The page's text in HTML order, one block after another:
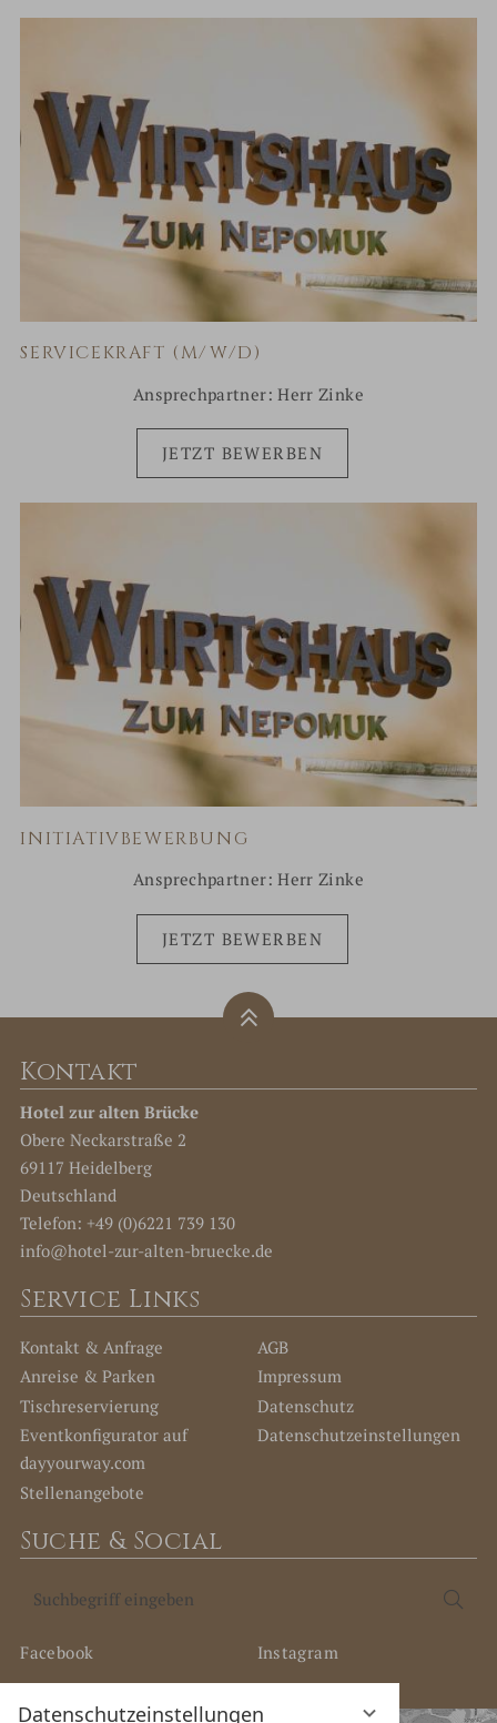
Datenschutzeinstellungen
SERVICEKRAFT (M/W/D)
Ansprechpartner: Herr Zinke
JETZT BEWERBEN
INITIATIVBEWERBUNG
Ansprechpartner: Herr Zinke
JETZT BEWERBEN
Kontakt
Hotel zur alten Brücke
Obere Neckarstraße 2
69117 Heidelberg
Deutschland
Telefon: +49 (0)6221 739 130
info@hotel-zur-alten-bruecke.de
Service Links
Kontakt & Anfrage
Anreise & Parken
Tischreservierung
Eventkonfigurator auf
dayyourway.com
Stellenangebote
AGB
Impressum
Datenschutz
Datenschutz­einstellungen
Suche & Social
eingeben
Facebook Instagram